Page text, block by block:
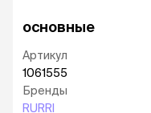
основные
Артикул
1061555
Бренды
RURRI